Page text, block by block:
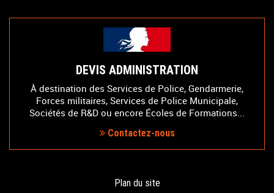
DEVIS ADMINISTRATION
À destination des Services de Police, Gendarmerie,
Forces militaires, Services de Police Municipale,
Sociétés de R&D ou encore Écoles de Formations...
Contactez-nous
Plan du site